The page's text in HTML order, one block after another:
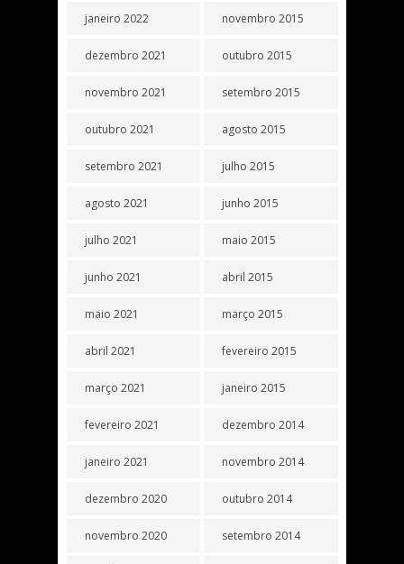
janeiro 2022
dezembro 2021
novembro 2021
outubro 2021
setembro 2021
agosto 2021
julho 2021
junho 2021
maio 2021
abril 2021
março 2021
fevereiro 2021
janeiro 2021
dezembro 2020
novembro 2020
novembro 2015
outubro 2015
setembro 2015
agosto 2015
julho 2015
junho 2015
maio 2015
abril 2015
março 2015
fevereiro 2015
janeiro 2015
dezembro 2014
novembro 2014
outubro 2014
setembro 2014